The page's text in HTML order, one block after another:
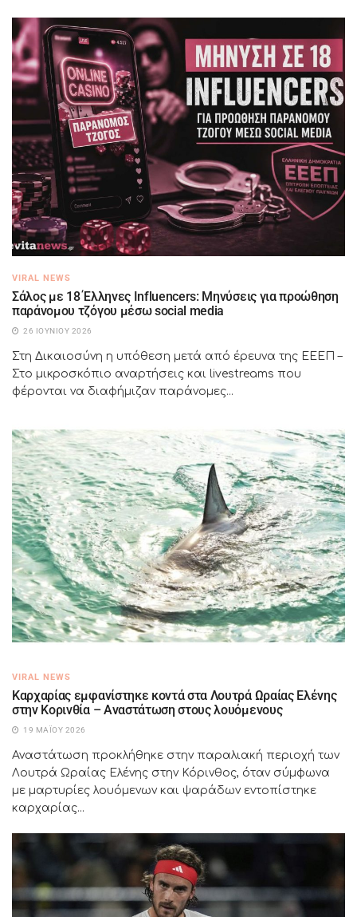
VIRAL NEWS
Σάλος με 18 Έλληνες Influencers: Μηνύσεις για προώθηση
παράνομου τζόγου μέσω social media
26 ΙΟΥΝΊΟΥ 2026
Στη Δικαιοσύνη η υπόθεση μετά από έρευνα της ΕΕΕΠ –
Στο μικροσκόπιο αναρτήσεις και livestreams που
φέρονται να διαφήμιζαν παράνομες...
VIRAL NEWS
Καρχαρίας εμφανίστηκε κοντά στα Λουτρά Ωραίας Ελένης
στην Κορινθία – Αναστάτωση στους λουόμενους
19 ΜΑΪ́ΟΥ 2026
Αναστάτωση προκλήθηκε στην παραλιακή περιοχή των
Λουτρά Ωραίας Ελένης στην Κόρινθος, όταν σύμφωνα
με μαρτυρίες λουόμενων και ψαράδων εντοπίστηκε
καρχαρίας...